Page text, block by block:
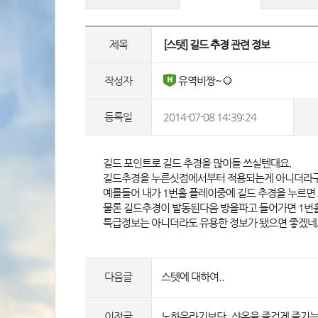
제목 [스탯] 길드 추경 관련 정보
작성자 유역비짱~
등록일 2014-07-08 14:39:24
길드 포인트로 길드 추경을 많이들 쓰실텐대요.
길드추경을 누른싯점에서부터 적용되는게 아니더라
예를들어 내가 1번홀 플레이중에 길드 추경을 누르
물론 길드추경이 발동된다음 방을파고 들어가면 1번
특급정보는 아니더라도 유용한 정보가 됐으면 좋겠
다음글 스텟에 대하여..